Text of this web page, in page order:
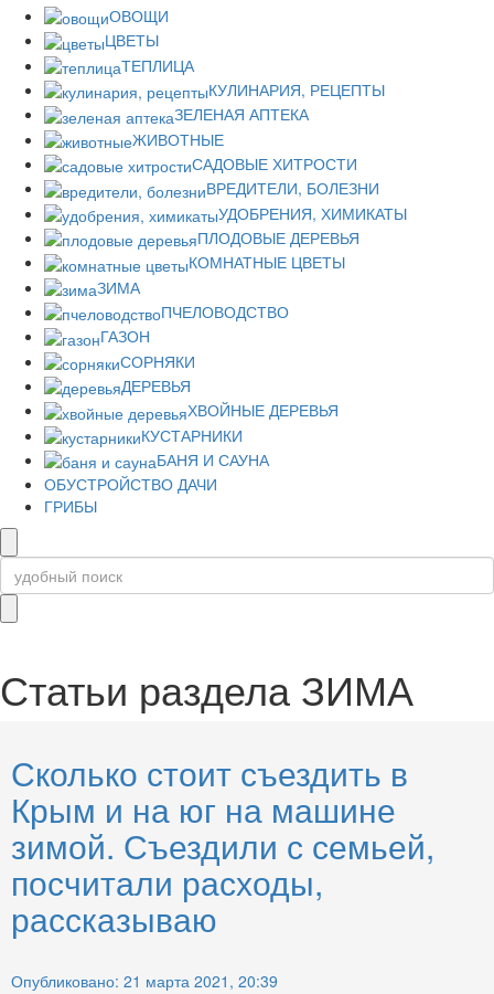
ОВОЩИ
ЦВЕТЫ
ТЕПЛИЦА
КУЛИНАРИЯ, РЕЦЕПТЫ
ЗЕЛЕНАЯ АПТЕКА
ЖИВОТНЫЕ
САДОВЫЕ ХИТРОСТИ
ВРЕДИТЕЛИ, БОЛЕЗНИ
УДОБРЕНИЯ, ХИМИКАТЫ
ПЛОДОВЫЕ ДЕРЕВЬЯ
КОМНАТНЫЕ ЦВЕТЫ
ЗИМА
ПЧЕЛОВОДСТВО
ГАЗОН
СОРНЯКИ
ДЕРЕВЬЯ
ХВОЙНЫЕ ДЕРЕВЬЯ
КУСТАРНИКИ
БАНЯ И САУНА
ОБУСТРОЙСТВО ДАЧИ
ГРИБЫ
Статьи раздела ЗИМА
Сколько стоит съездить в
Крым и на юг на машине
зимой. Съездили с семьей,
посчитали расходы,
рассказываю
Опубликовано: 21 марта 2021, 20:39